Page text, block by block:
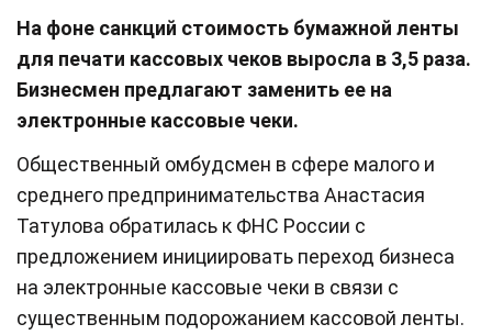
На фоне санкций стоимость бумажной ленты
для печати кассовых чеков выросла в 3,5 раза.
Бизнесмен предлагают заменить ее на
электронные кассовые чеки.
Общественный омбудсмен в сфере малого и
среднего предпринимательства Анастасия
Татулова обратилась к ФНС России с
предложением инициировать переход бизнеса
на электронные кассовые чеки в связи с
существенным подорожанием кассовой ленты.